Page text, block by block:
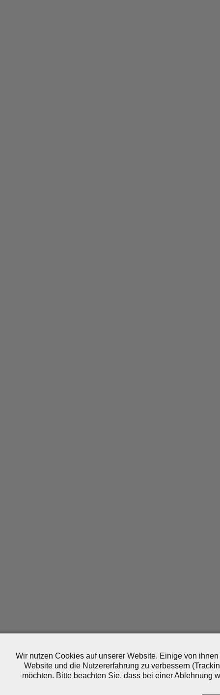
Wir nutzen Cookies auf unserer Website. Einige von
Website und die Nutzererfahrung zu verbessern
möchten. Bitte beachten Sie, dass bei einer Ablehnung